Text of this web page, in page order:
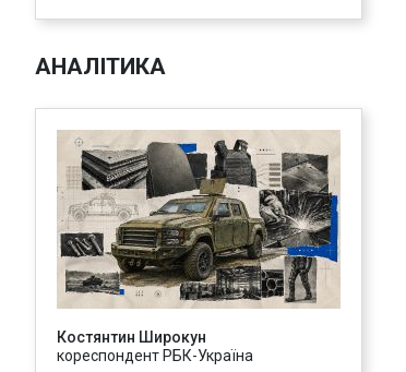
АНАЛІТИКА
Костянтин Широкун
кореспондент РБК-Україна